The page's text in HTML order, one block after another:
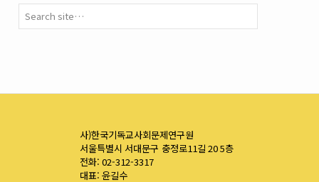
사)한국기독교사회문제연구원
서울특별시 서대문구 충정로11길 20 5층
전화: 02-312-3317
대표: 윤길수